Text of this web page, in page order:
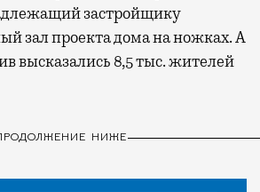
застройщику
зал проекта дома на ножках. А
высказались 8,5 тыс. жителей
НИЖЕ